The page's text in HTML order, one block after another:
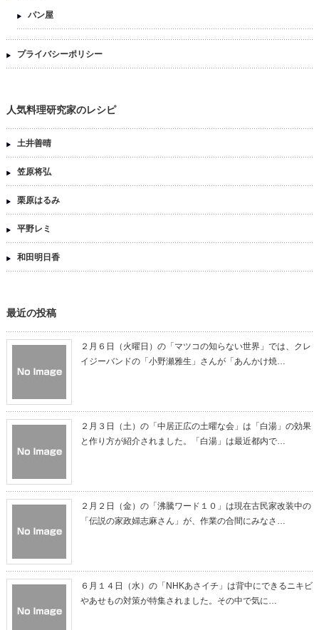
パン屋
プライバシーポリシー
人気料理研究家のレシピ
土井善晴
笠原将弘
栗原はるみ
平野レミ
和田明日香
最近の投稿
２月６日（火曜日）の「マツコの知らない世界」では、クレ
イジーバンドの「小野瀬雅生」さんが「あんかけ焼…
２月３日（土）の「中居正広の土曜な会」は「白湯」の効果
と作り方が紹介されました。「白湯」は最近都内で…
２月２日（金）の「沸騰ワード１０」は現在古民家改装中の
「伝説の家政婦志麻さん」が、作業の合間にみなさ…
６月１４日（水）の「NHKあさイチ」は背中にできるニキビ
やあせもの対策が特集されました。その中で気に…